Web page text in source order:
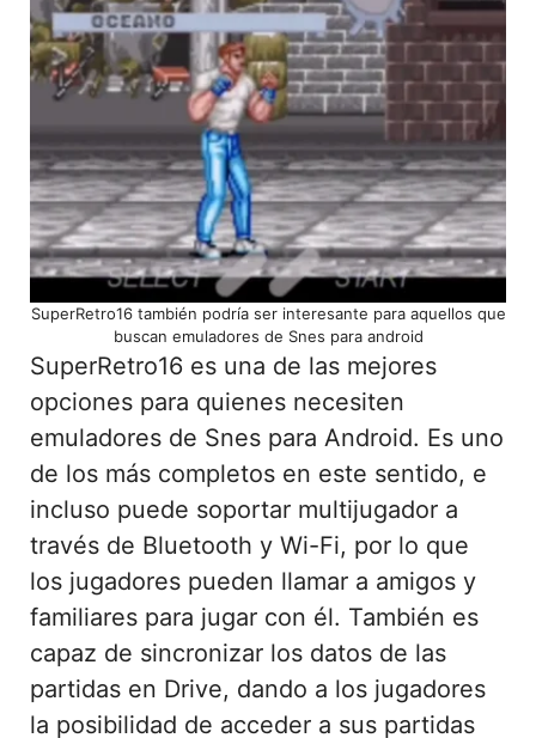
SuperRetro16 también podría ser interesante para aquellos que
buscan emuladores de Snes para android
SuperRetro16 es una de las mejores
opciones para quienes necesiten
emuladores de Snes para Android. Es uno
de los más completos en este sentido, e
incluso puede soportar multijugador a
través de Bluetooth y Wi-Fi, por lo que
los jugadores pueden llamar a amigos y
familiares para jugar con él. También es
capaz de sincronizar los datos de las
partidas en Drive, dando a los jugadores
la posibilidad de acceder a sus partidas